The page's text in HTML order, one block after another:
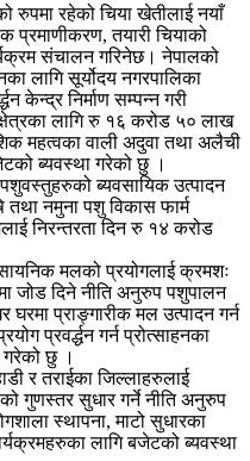
रुपमा रहेको चिया खेतीलाई नयाँ
प्रमाणीकरण, तयारी चियाको
संचालन गरिनेछ। नेपालको
लागि सूर्योदय नगरपालिका
केन्द्र निर्माण सम्पन्न गरी
लागि रु १६ करोड ५० लाख
महत्वका वाली अदुवा तथा अलैची
ब्यवस्था गरेको छु ।
ब्यवसायिक उत्पादन
नमुना पशु विकास फार्म
निरन्तरता दिन रु १४ करोड
मलको प्रयोगलाई क्रमशः
जोड दिने नीति अनुरुप पशुपालन
घरमा प्राङ्गारीक मल उत्पादन गर्न
प्रवर्द्धन गर्न प्रोत्साहनका
छु ।
र तराईका जिल्लाहरुलाई
गुणस्तर सुधार गर्ने नीति अनुरुप
स्थापना, माटो सुधारका
लागि बजेटको ब्यवस्था